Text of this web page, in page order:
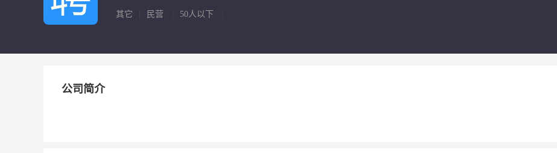
其它 民营 50人以下
公司简介